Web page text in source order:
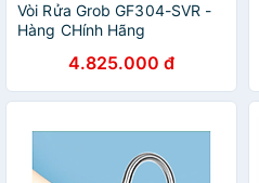
Vòi Rửa Grob GF304-SVR -
Hàng CHính Hãng
4.825.000 đ